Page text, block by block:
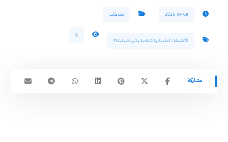
2026-04-09 نشاطات
الأنشطة العلمية والثقافية والرياضية-FLL
8